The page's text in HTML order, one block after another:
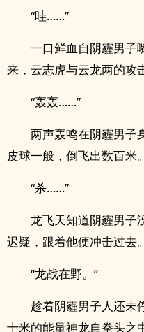
“哇……”
一口鲜血自阴霾男子
来，云志虎与云龙两的攻
“轰轰……”
两声轰鸣在阴霾男子
皮球一般，倒飞出数百米。
“杀……”
龙飞天知道阴霾男子
迟疑，跟着他便冲击过去。
“龙战在野。”
趁着阴霾男子人还未
十米的能量神龙自拳头之